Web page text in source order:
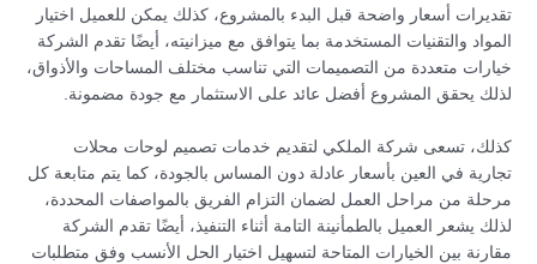
تقديرات أسعار واضحة قبل البدء بالمشروع، كذلك يمكن للعميل اختيار
المواد والتقنيات المستخدمة بما يتوافق مع ميزانيته، أيضًا تقدم الشركة
خيارات متعددة من التصميمات التي تناسب مختلف المساحات والأذواق،
لذلك يحقق المشروع أفضل عائد على الاستثمار مع جودة مضمونة.
كذلك، تسعى شركة الملكي لتقديم خدمات تصميم لوحات محلات
تجارية في العين بأسعار عادلة دون المساس بالجودة، كما يتم متابعة كل
مرحلة من مراحل العمل لضمان التزام الفريق بالمواصفات المحددة،
لذلك يشعر العميل بالطمأنينة التامة أثناء التنفيذ، أيضًا تقدم الشركة
مقارنة بين الخيارات المتاحة لتسهيل اختيار الحل الأنسب وفق متطلبات